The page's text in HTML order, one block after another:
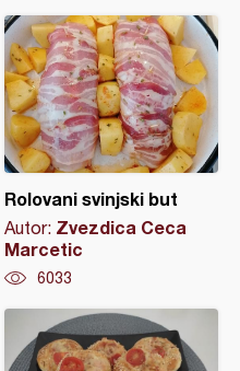
Rolovani svinjski but
Autor: Zvezdica Ceca
Marcetic
6033